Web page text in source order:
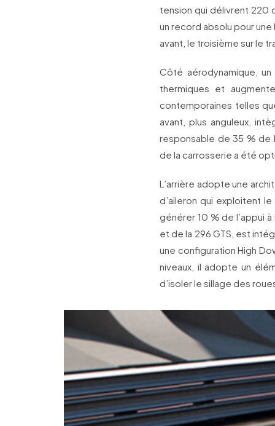
tension qui délivrent 220
un record absolu pour
avant, le troisième sur le
Côté aérodynamique,
thermiques et
contemporaines telles
avant, plus anguleux,
responsable de 35 % de
de la carrosserie a été
L’arrière adopte une
d’aileron qui exploitent
générer 10 % de l’appui
et de la 296 GTS, est
une configuration High
niveaux, il adopte un
d’isoler le sillage des